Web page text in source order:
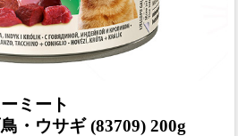
ミート
・ウサギ (83709) 200g